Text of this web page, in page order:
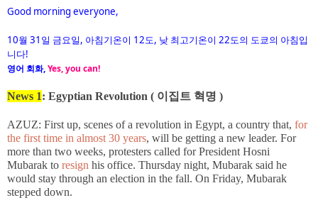
Good morning everyone,
10월 31 일 금요일, 아침기온이 12도, 낮 최고기온이 22도의 도쿄의 아침입
니다!
영어 회화,Yes, you can!
News 1: Egyptian Revolution ( 이집트 혁명 )
AZUZ: First up, scenes of a revolution in Egypt, a country that, for
the first time in almost 30 years, will be getting a new leader. For
more than two weeks, protesters called for President Hosni
Mubarak to resign his office. Thursday night, Mubarak said he
would stay through an election in the fall. On Friday, Mubarak
stepped down.